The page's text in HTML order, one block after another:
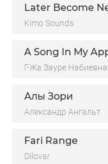
Later Become
Kimo Sounds
A Song In My
Г-Жа Зауре Набиевна
Алы Зори
Александр Ангальт
Fari Range
Dilovar